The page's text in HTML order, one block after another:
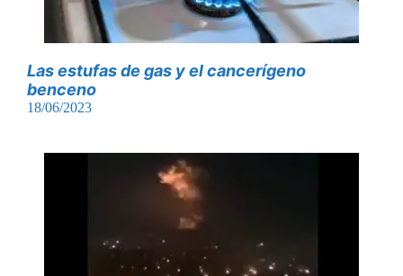
Las estufas de gas y el cancerígeno
benceno
18/06/2023